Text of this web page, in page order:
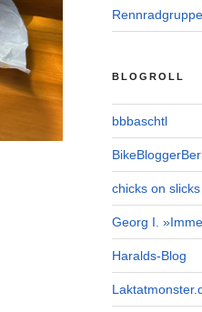
Rennradgruppe
BLOGROLL
bbbaschtl
chicks on slicks
Georg I.
Haralds-Blog